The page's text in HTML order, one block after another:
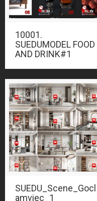
10001.
SUEDUMODEL FOOD
AND DRINK#1
SUEDU_Scene_Gocl
amviec_1